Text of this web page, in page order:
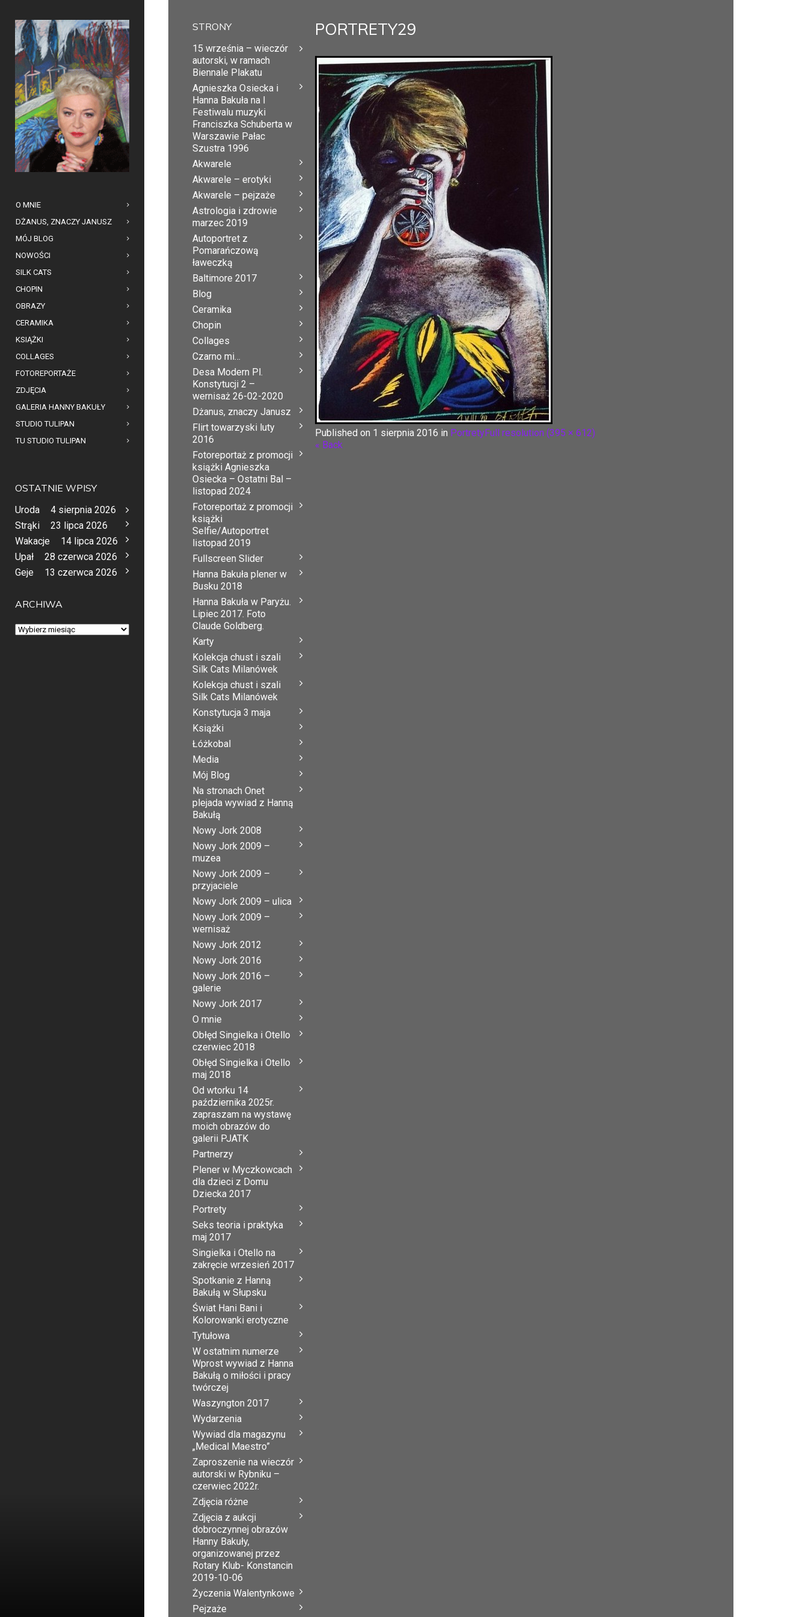
O MNIE
DŻANUS, ZNACZY JANUSZ
MÓJ BLOG
NOWOŚCI
SILK CATS
CHOPIN
OBRAZY
CERAMIKA
KSIĄŻKI
COLLAGES
FOTOREPORTAŻE
ZDJĘCIA
GALERIA HANNY BAKUŁY
STUDIO TULIPAN
TU STUDIO TULIPAN
OSTATNIE WPISY
Uroda
4 sierpnia 2026
Strąki
23 lipca 2026
Wakacje
14 lipca 2026
Upał
28 czerwca 2026
Geje
13 czerwca 2026
ARCHIWA
Archiwa
PORTRETY29
Published on 1 sierpnia 2016 in PortretyFull resolution (395 × 612)
« Back
STRONY
15 września – wieczór
autorski, w ramach
Biennale Plakatu
Agnieszka Osiecka i
Hanna Bakuła na I
Festiwalu muzyki
Franciszka Schuberta w
Warszawie Pałac
Szustra 1996
Akwarele
Akwarele – erotyki
Akwarele – pejzaże
Astrologia i zdrowie
marzec 2019
Autoportret z
Pomarańczową
ławeczką
Baltimore 2017
Blog
Ceramika
Chopin
Collages
Czarno mi…
Desa Modern Pl.
Konstytucji 2 –
wernisaż 26-02-2020
Dżanus, znaczy Janusz
Flirt towarzyski luty
2016
Fotoreportaż z promocji
książki Agnieszka
Osiecka – Ostatni Bal –
listopad 2024
Fotoreportaż z promocji
książki
Selfie/Autoportret
listopad 2019
Fullscreen Slider
Hanna Bakuła plener w
Busku 2018
Hanna Bakuła w Paryżu.
Lipiec 2017. Foto
Claude Goldberg.
Karty
Kolekcja chust i szali
Silk Cats Milanówek
Kolekcja chust i szali
Silk Cats Milanówek
Konstytucja 3 maja
Książki
Łóżkobal
Media
Mój Blog
Na stronach Onet
plejada wywiad z Hanną
Bakułą
Nowy Jork 2008
Nowy Jork 2009 –
muzea
Nowy Jork 2009 –
przyjaciele
Nowy Jork 2009 – ulica
Nowy Jork 2009 –
wernisaż
Nowy Jork 2012
Nowy Jork 2016
Nowy Jork 2016 –
galerie
Nowy Jork 2017
O mnie
Obłęd Singielka i Otello
czerwiec 2018
Obłęd Singielka i Otello
maj 2018
Od wtorku 14
października 2025r.
zapraszam na wystawę
moich obrazów do
galerii PJATK
Partnerzy
Plener w Myczkowcach
dla dzieci z Domu
Dziecka 2017
Portrety
Seks teoria i praktyka
maj 2017
Singielka i Otello na
zakręcie wrzesień 2017
Spotkanie z Hanną
Bakułą w Słupsku
Świat Hani Bani i
Kolorowanki erotyczne
Tytułowa
W ostatnim numerze
Wprost wywiad z Hanna
Bakułą o miłości i pracy
twórczej
Waszyngton 2017
Wydarzenia
Wywiad dla magazynu
„Medical Maestro”
Zaproszenie na wieczór
autorski w Rybniku –
czerwiec 2022r.
Zdjęcia różne
Zdjęcia z aukcji
dobroczynnej obrazów
Hanny Bakuły,
organizowanej przez
Rotary Klub- Konstancin
2019-10-06
Życzenia Walentynkowe
Pejzaże